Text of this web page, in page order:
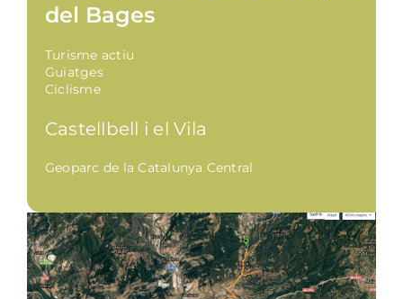
del Bages
Turisme actiu
Guiatges
Ciclisme
Castellbell i el Vila
Geoparc de la Catalunya Central